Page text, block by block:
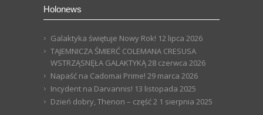
Holonews
Galaktyka świętuje Nowy Rok! 12 lipca 2026
TAJEMNICZA ŚMIERĆ COLEMANA CRESUSA
WSTRZĄSNĘŁA GALAKTYKĄ28 czerwca 2026
Napaść na Cadomai Prime! 29 marca 2026
Incydent na Darvannis! 13 listopada 2025
Dzień dobry, Thenon – część 2 1 sierpnia 2025